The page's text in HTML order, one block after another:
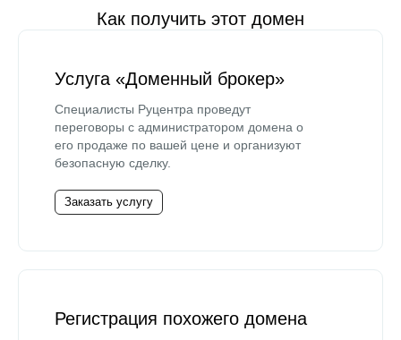
Как получить этот домен
Услуга «Доменный брокер»
Специалисты Руцентра проведут
переговоры с администратором домена о
его продаже по вашей цене и организуют
безопасную сделку.
Заказать услугу
Регистрация похожего домена